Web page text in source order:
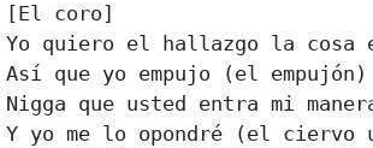
[El coro]
Yo quiero el hallazgo la cosa
Así que yo empujo (el empujón)
Nigga que usted entra mi
Y yo me lo opondré (el ciervo